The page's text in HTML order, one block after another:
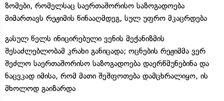
ზომები, რომელსაც საერთაშორისო საზოგადოება
მიმართავს რეჟიმის წინააღმდეგ, სულ უფრო მკაცრდება
გასულ წელს ინიცირებული ვენის მექანიზმის
შესაძლებლობამ კრახი განიცადა; ოცნების რეჟიმმა ვერ
შეძლო საერთაშორისო საზოგადოება დაერწმუნებინა და
ნაცვკად იმისა, რომ მათი შეშფოთება დამცხრალიყო, ის
მხოლოდ გაიზარდა